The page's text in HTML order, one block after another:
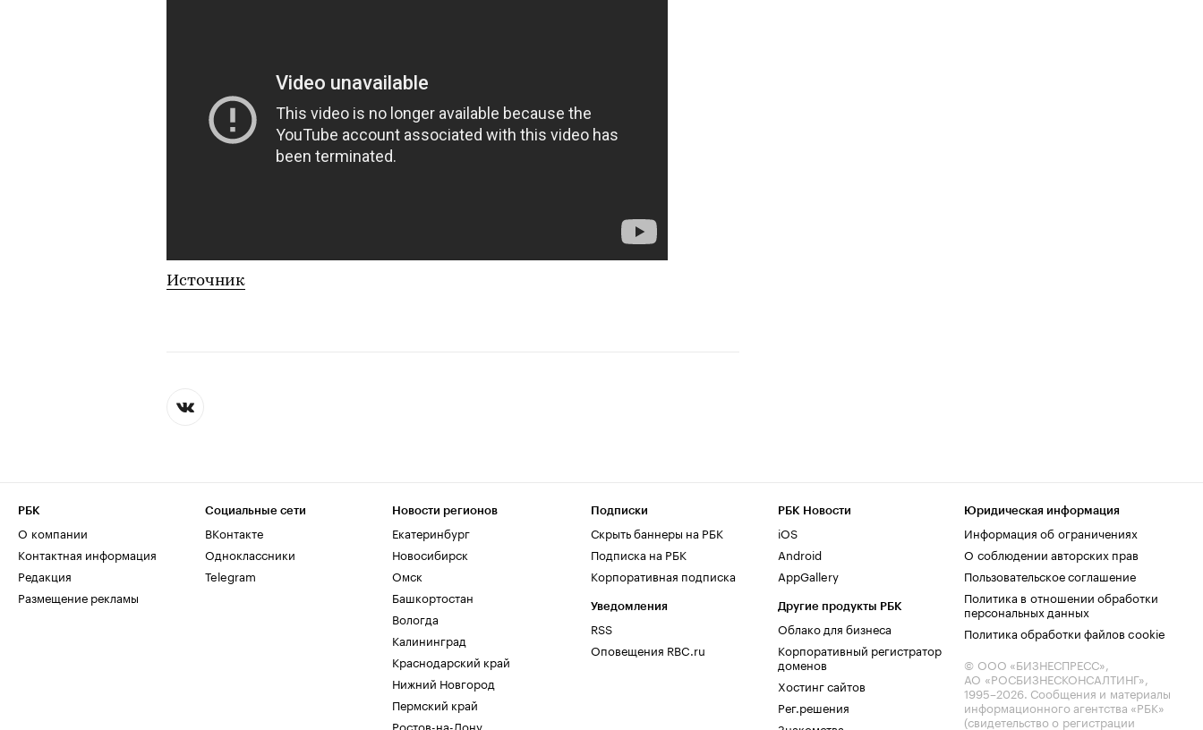
Источник
РБК
О компании
Контактная информация
Редакция
Размещение рекламы
Социальные сети
ВКонтакте
Одноклассники
Telegram
Новости регионов
Екатеринбург
Новосибирск
Омск
Башкортостан
Вологда
Калининград
Краснодарский край
Нижний Новгород
Пермский край
Ростов-на-Дону
Подписки
Скрыть баннеры на РБК
Подписка на РБК
Корпоративная подписка
Уведомления
RSS
Оповещения RBC.ru
РБК Новости
iOS
Android
AppGallery
Другие продукты РБК
Облако для бизнеса
Корпоративный регистратор
доменов
Хостинг сайтов
Рег.решения
Юридическая информация
Информация об ограничениях
О соблюдении авторских прав
Пользовательское соглашение
Политика в отношении обработки
персональных данных
Политика обработки файлов cookie
© ООО «БИЗНЕСПРЕСС»,
АО «РОСБИЗНЕСКОНСАЛТИНГ»,
1995–2026. Сообщения и материалы
информационного агентства «РБК»
(свидетельство о регистрации